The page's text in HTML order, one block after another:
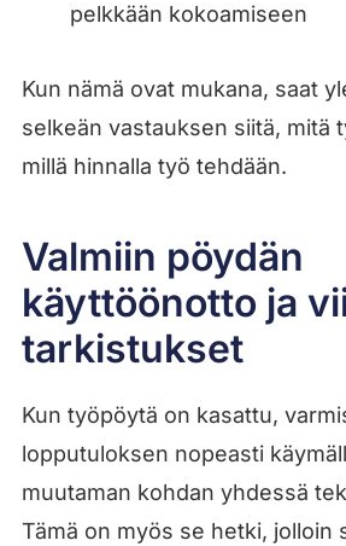
pelkkään kokoamiseen
Kun nämä ovat mukana, saat
selkeän vastauksen siitä, mitä
millä hinnalla työ tehdään.
Valmiin pöydän
käyttöönotto ja
tarkistukset
Kun työpöytä on kasattu,
lopputuloksen nopeasti
muutaman kohdan yhdessä
Tämä on myös se hetki, jolloin